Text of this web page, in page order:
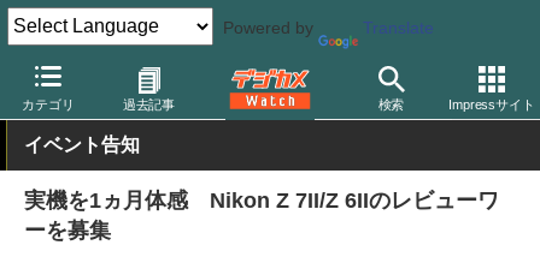
Powered by Translate
カテゴリ 過去記事 検索 Impressサイト
デジカメ Watch カメラ ミラーレスカメラ ニコン
イベント告知
実機を1ヵ月体感 Nikon Z 7II/Z 6IIのレビューワ
ーを募集